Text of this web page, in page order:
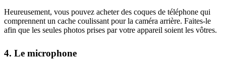
Heureusement, vous pouvez acheter des coques de téléphone qui
comprennent un cache coulissant pour la caméra arrière. Faites-le
afin que les seules photos prises par votre appareil soient les vôtres.
4. Le microphone